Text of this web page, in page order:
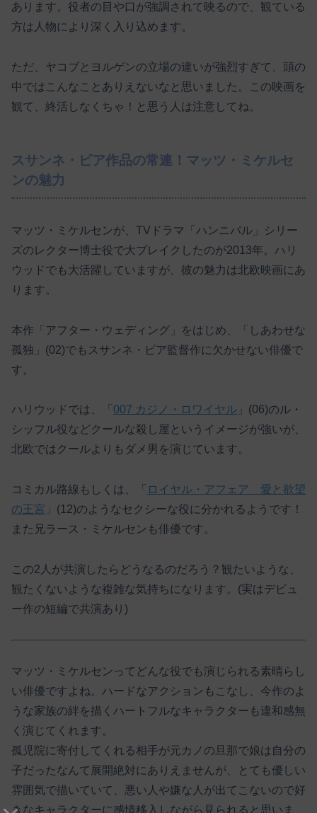
あります。役者の目や口が強調されて映るので、観ている
方は人物により深く入り込めます。
ただ、ヤコブとヨルゲンの立場の違いが強烈すぎて、頭の
中ではこんなことありえないなと思いました。この映画を
観て、終活しなくちゃ！と思う人は注意してね。
スサンネ・ビア作品の常連！マッツ・ミケルセ
ンの魅力
マッツ・ミケルセンが、TVドラマ「ハンニバル」シリー
ズのレクター博士役で大ブレイクしたのが2013年。ハリ
ウッドでも大活躍していますが、彼の魅力は北欧映画にあ
ります。
本作「アフター・ウェディング」をはじめ、「しあわせな
孤独」(02)でもスサンネ・ビア監督作に欠かせない俳優で
す。
ハリウッドでは、「 007 カジノ・ロワイヤル 」(06)のル・
シッフル役などクールな殺し屋というイメージが強いが、
北欧ではクールよりもダメ男を演じています。
コミカル路線もしくは、「 ロイヤル・アフェア 愛と欲望
の王宮 」(12)のようなセクシーな役に分かれるようです！
また兄ラース・ミケルセンも俳優です。
この2人が共演したらどうなるのだろう？観たいような、
観たくないような複雑な気持ちになります。(実はデビュ
ー作の短編で共演あり)
マッツ・ミケルセンってどんな役でも演じられる素晴らし
い俳優ですよね。ハードなアクションもこなし、今作のよ
うな家族の絆を描くハートフルなキャラクターも違和感無
く演じてくれます。
孤児院に寄付してくれる相手が元カノの旦那で娘は自分の
子だったなんて展開絶対にありえませんが、とても優しい
雰囲気で描いていて、悪い人や嫌な人が出てこないので好
きなキャラクターに感情移入しながら見られると思いま